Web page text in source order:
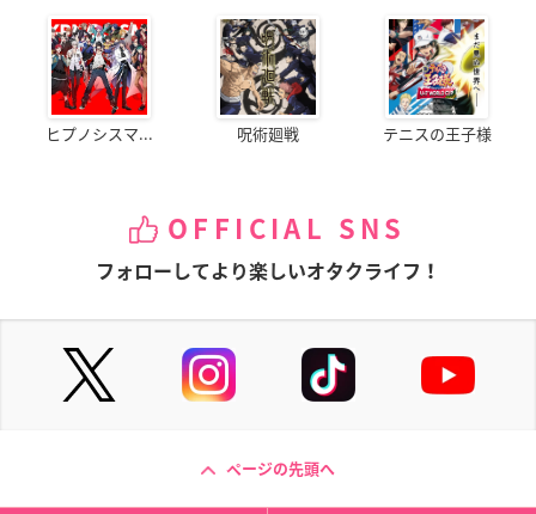
ヒプノシスマ... 呪術廻戦 テニスの王子様
OFFICIAL SNS
フォローしてより楽しいオタクライフ！
ページの先頭へ